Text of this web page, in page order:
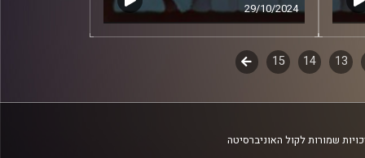
29/10/2024
13
14
15
לשלב
שמורות לקול האוניברסיטה